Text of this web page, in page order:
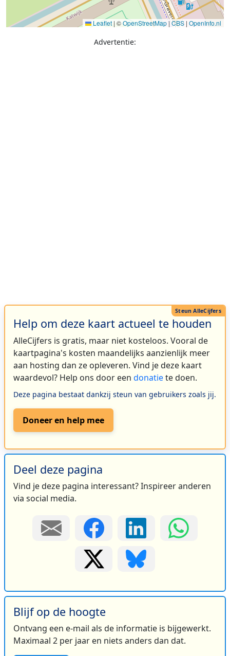
Leaflet | ©OpenStreetMap|CBS | OpenInfo.nl
Advertentie:
Help om deze kaart actueel te houden
AlleCijfers is gratis, maar niet kosteloos. Vooral de
kaartpagina's kosten maandelijks aanzienlijk meer
aan hosting dan ze opleveren. Vind je deze kaart
waardevol? Help ons door een donatiete doen.
Deze pagina bestaat dankzij steun van gebruikers zoals jij.
Doneer en help mee
Deel deze pagina
Vind je deze pagina interessant? Inspireer anderen
via social media.
Blijf op de hoogte
Ontvang een e-mail als de informatie is bijgewerkt.
Maximaal 2 per jaar en niets anders dan dat.